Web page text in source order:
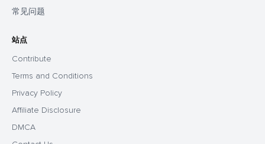
常见问题
站点
Contribute
Terms and Conditions
Privacy Policy
Affiliate Disclosure
DMCA